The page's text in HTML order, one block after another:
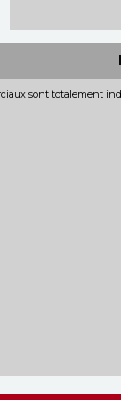
sont totalement